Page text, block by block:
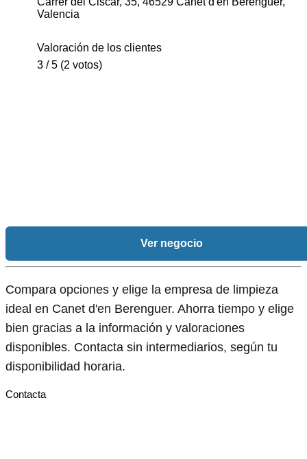
Valencia
Valoración de los clientes
3 / 5 (2 votos)
Ver negocio
Compara opciones y elige la empresa de limpieza
ideal en Canet d'en Berenguer. Ahorra tiempo y elige
bien gracias a la información y valoraciones
disponibles. Contacta sin intermediarios, según tu
disponibilidad horaria.
Contacta